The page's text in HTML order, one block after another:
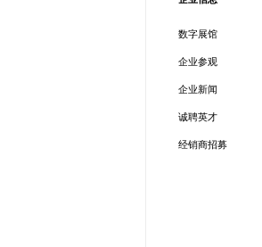
数字展馆
企业参观
企业新闻
诚聘英才
经销商招募